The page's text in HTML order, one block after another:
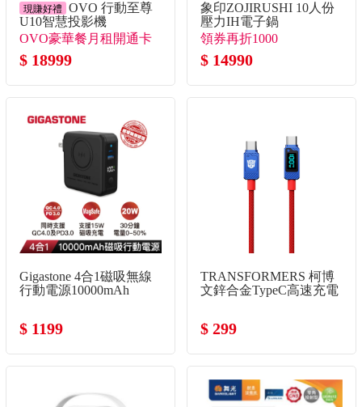
現賺好禮
OVO 行動至尊
U10智慧投影機
OVO豪華餐月租開通卡
+送月租開通卡*3！+送
$ 18999
象印ZOJIRUSHI 10人份
壓力IH電子鍋
領券再折1000
$ 14990
Gigastone 4合1磁吸無線
行動電源10000mAh
$ 1199
TRANSFORMERS 柯博
文鋅合金TypeC高速充電
$ 299